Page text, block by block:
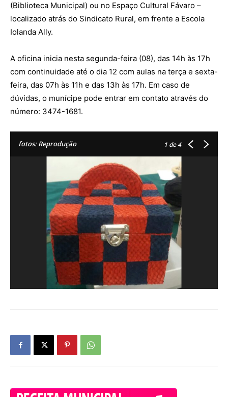
(Biblioteca Municipal) ou no Espaço Cultural Fávaro –
localizado atrás do Sindicato Rural, em frente a Escola
Iolanda Ally.
A oficina inicia nesta segunda-feira (08), das 14h às 17h
com continuidade até o dia 12 com aulas na terça e sexta-
feira, das 07h às 11h e das 13h às 17h. Em caso de
dúvidas, o munícipe pode entrar em contato através do
número: 3474-1681.
fotos: Reprodução 1 de 4